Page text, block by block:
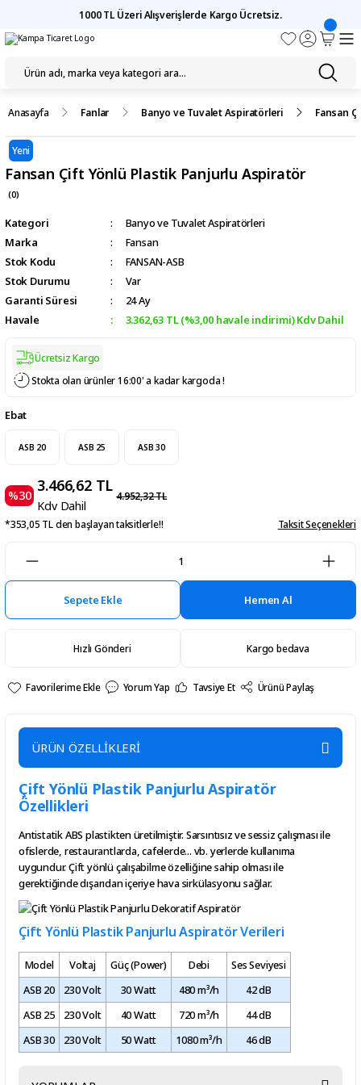
1000 TL Üzeri Alışverişlerde Kargo Ücretsiz.
Anasayfa Fanlar Banyo ve Tuvalet Aspiratörleri Fansan
Yeni
Fansan Çift Yönlü Plastik Panjurlu Aspiratör
(0)
Kategori
Banyo ve Tuvalet Aspiratörleri
Marka
Fansan
Stok Kodu
FANSAN-ASB
Stok Durumu
Var
Garanti Süresi
24 Ay
Havale
3.362,63 TL (%3,00 havale indirimi) Kdv Dahil
Ücretsiz Kargo
Stokta olan ürünler 16:00' a kadar kargoda !
Ebat
ASB 20 ASB 25 ASB 30
%30
3.466,62 TL
Kdv Dahil
4.952,32 TL
*353,05 TL den başlayan taksitlerle!! Taksit Seçenekleri
Sepete Ekle Hemen Al
Hızlı Gönderi Kargo bedava
Yorum Yap Tavsiye Et Ürünü Paylaş
ÜRÜN ÖZELLİKLERİ
Çift Yönlü Plastik Panjurlu Aspiratör
Özellikleri
Antistatik ABS plastikten üretilmiştir. Sarsıntısız ve sessiz çalışması ile
ofislerde, restaurantlarda, cafelerde... vb. yerlerde kullanıma
uygundur. Çift yönlü çalışabilme özelliğine sahip olması ile
gerektiğinde dışarıdan içeriye hava sirkülasyonu sağlar.
Çift Yönlü Plastik Panjurlu Aspiratör Verileri
Model Voltaj Güç (Power) Debi
Ses Seviyesi
ASB 20
230 Volt 30 Watt 480 m³/h
42 dB
ASB 25
230 Volt 40 Watt 720 m³/h
44 dB
ASB 30
230 Volt 50 Watt 1080 m³/h 46 dB